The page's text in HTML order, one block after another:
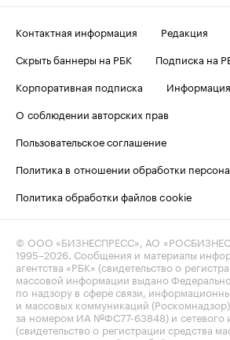
Контактная информация
Редакция
Скрыть баннеры на РБК
Подписка на
Корпоративная подписка
О соблюдении авторских прав
Пользовательское соглашение
Политика в отношении обработки
Политика обработки файлов cookie
© ООО «БИЗНЕСПРЕСС», АО
1995–2026. Сообщения и материалы
агентства «РБК» (свидетельство о
массовой информации выдано
по надзору в сфере связи,
и массовых коммуникаций (Роскомнадзор)
за номером ИА №ФС77-63848) и сетевого
(свидетельство о регистрации средства